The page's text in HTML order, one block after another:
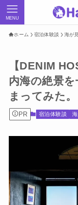
MENU
ホーム 宿泊体験談 海が
【DENIM
内海の絶景
まってみた。
PR 宿泊体験談